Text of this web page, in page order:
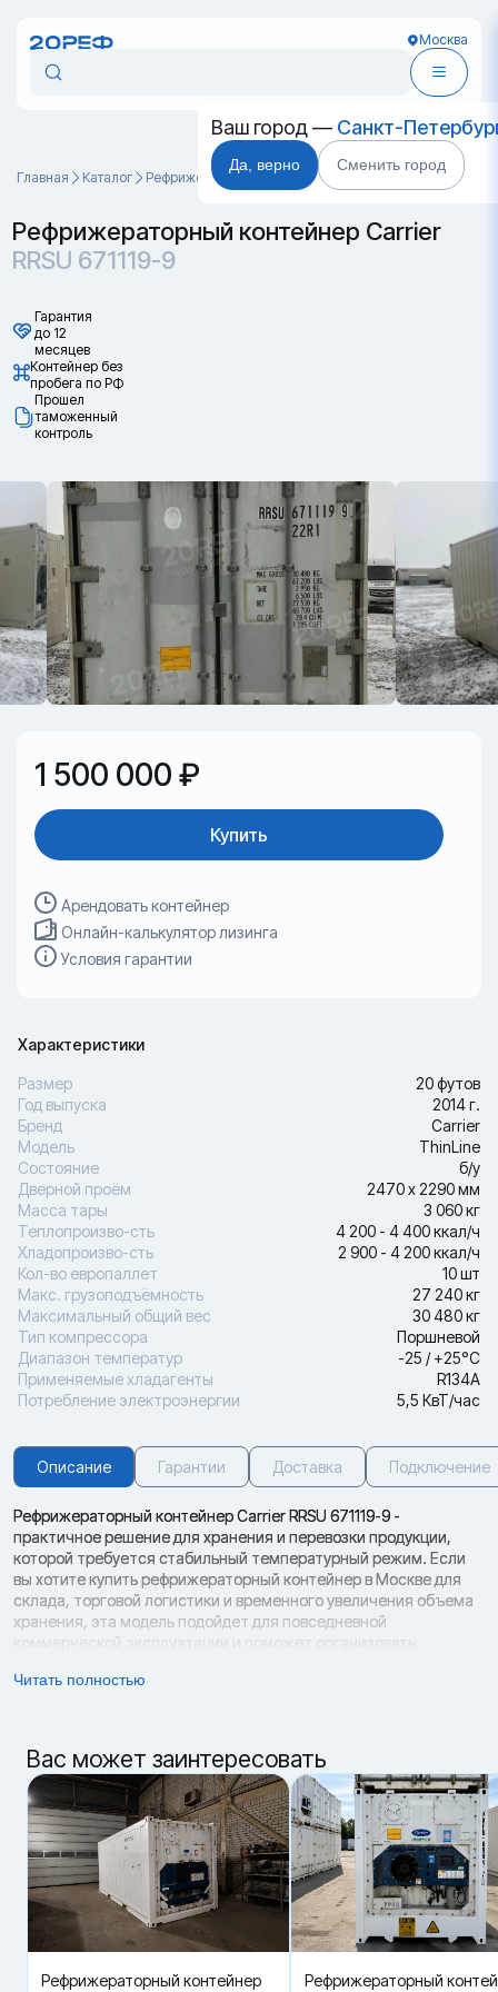
Москва
Ваш город — Санкт-
Да, верно Сменить город
Главная Каталог Рефрижераторные контейнеры RRSU 671119-9
Рефрижераторный контейнер Carrier
RRSU 671119-9
Гарантия
до 12
месяцев
Контейнер без
пробега по РФ
Прошел
таможенный
контроль
1 500 000 ₽
Купить
Арендовать контейнер
Онлайн-калькулятор лизинга
Условия гарантии
Характеристики
Размер
20 футов
Год выпуска
2014 г.
Бренд
Carrier
Модель
ThinLine
Состояние
б/у
Дверной проём
2470 х 2290 мм
Масса тары
3 060 кг
Теплопроизво-сть
4 200 - 4 400 ккал/ч
Хладопроизво-сть
2 900 - 4 200 ккал/ч
Кол-во европаллет
10 шт
Макс. грузоподъёмность
27 240 кг
Максимальный общий вес
30 480 кг
Тип компрессора
Поршневой
Диапазон температур
-25 / +25°С
Применяемые хладагенты
R134A
Потребление электроэнергии
5,5 КвТ/час
Описание Гарантии Доставка Подключение
Рефрижераторный контейнер Carrier RRSU 671119-9 -
практичное решение для хранения и перевозки продукции,
которой требуется стабильный температурный режим. Если
вы хотите купить рефрижераторный контейнер в Москве для
склада, торговой логистики и временного увеличения объема
хранения, эта модель подойдет для повседневной
коммерческой эксплуатации и поможет организовать
выпуска, состояние - б/у. Его можно использовать как
мобильную холодильную камеру, морозильный модуль или
рефрижераторный блок для хранения продукции на объекте.
За счет температурного диапазона -25 / +25 °C контейнер
подходит под разные категории товаров: товары, которым
требуется охлаждение, заморозка или поддержание
стабильного режима.
Carrier RRSU 671119-9 работает на хладагенте R134A и оснащен
поршневой компрессором. Хладопроизводительность
200 - 4 400 ккал/ч, потребление электроэнергии - 5,5 КвТ/час.
Читать полностью
Вас может заинтересовать
Рефрижераторный контейнер
Рефрижераторный